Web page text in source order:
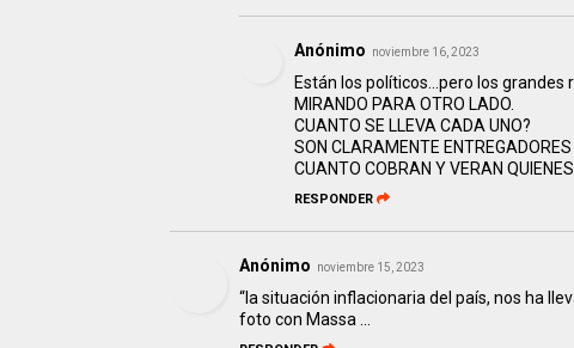
Anónimo noviembre 16, 2023
Están los políticos...pero los grandes
MIRANDO PARA OTRO LADO.
CUANTO SE LLEVA CADA UNO?
SON CLARAMENTE
CUANTO COBRAN Y VERAN
RESPONDER
Anónimo noviembre 15, 2023
“la situación inflacionaria del país, nos ha
foto con Massa ...